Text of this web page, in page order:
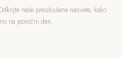
naše preizkušene nasvete, kako
na poročni dan.